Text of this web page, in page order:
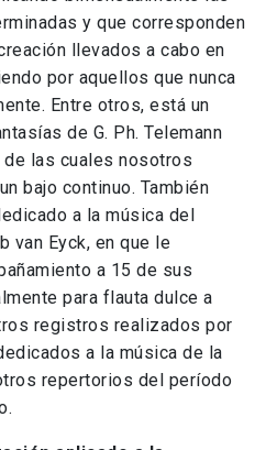
y que corresponden
llevados a cabo en
por aquellos que nunca
Entre otros, está un
de G. Ph. Telemann
las cuales nosotros
bajo continuo. También
a la música del
van Eyck, en que le
a 15 de sus
para flauta dulce a
registros realizados por
a la música de la
repertorios del período